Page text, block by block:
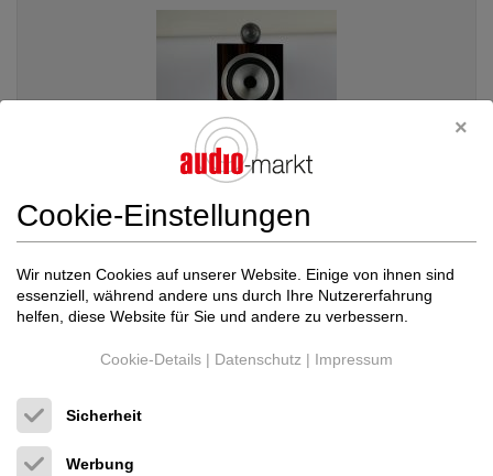
705 Signature Datuk Gloss
Kompaktlautsprecher
Cookie-Einstellungen
Wir nutzen Cookies auf unserer Website. Einige von ihnen sind
essenziell, während andere uns durch Ihre Nutzererfahrung
helfen, diese Website für Sie und andere zu verbessern.
Cookie-Details | Datenschutz | Impressum
Sicherheit
Werbung